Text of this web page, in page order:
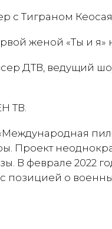
с Тиграном
женой «Ты и я»
ДТВ, ведущий
ТВ.
Проект
В феврале 2022
позицией о